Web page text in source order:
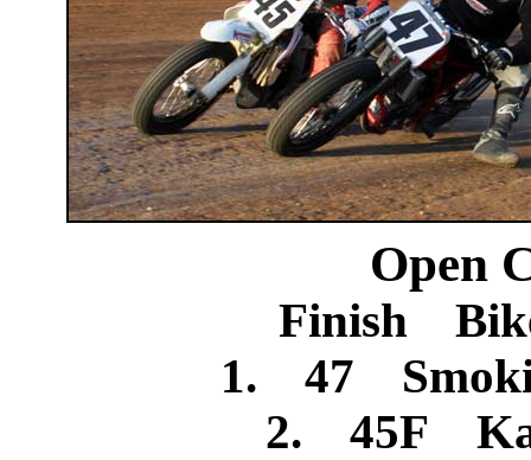
Open
Finish
1. 47
2. 45F